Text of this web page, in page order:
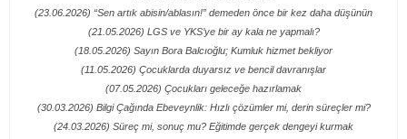
(23.06.2026) “Sen artık abisin/ablasın!” demeden önce bir kez daha düşünün
(21.05.2026) LGS ve YKS’ye bir ay kala ne yapmalı?
(18.05.2026) Sayın Bora Balcıoğlu; Kumluk hizmet bekliyor
(11.05.2026) Çocuklarda duyarsız ve bencil davranışlar
(07.05.2026) Çocukları geleceğe hazırlamak
(30.03.2026) Bilgi Çağında Ebeveynlik: Hızlı çözümler mi, derin süreçler mi?
(24.03.2026) Süreç mi, sonuç mu? Eğitimde gerçek dengeyi kurmak